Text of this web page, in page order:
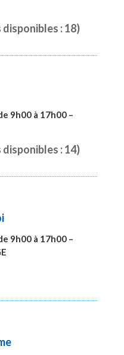
disponibles : 18)
9h00 à 17h00 –
disponibles : 14)
9h00 à 17h00 –